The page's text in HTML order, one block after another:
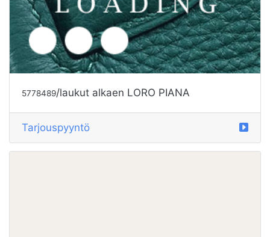
5778489/laukut alkaen LORO PIANA
Tarjouspyyntö